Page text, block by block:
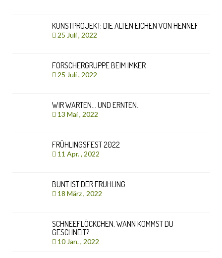
KUNSTPROJEKT: DIE ALTEN EICHEN VON HENNEF
25 Juli , 2022
FORSCHERGRUPPE BEIM IMKER
25 Juli , 2022
WIR WARTEN… UND ERNTEN..
13 Mai , 2022
FRÜHLINGSFEST 2022
11 Apr. , 2022
BUNT IST DER FRÜHLING
18 März , 2022
SCHNEEFLÖCKCHEN, WANN KOMMST DU
GESCHNEIT?
10 Jan. , 2022